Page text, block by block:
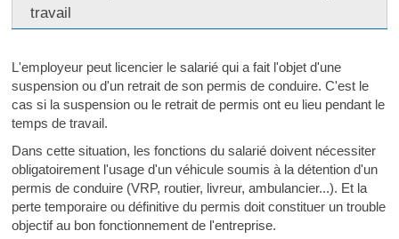
travail
L'employeur peut licencier le salarié qui a fait l'objet d'une
suspension ou d'un retrait de son permis de conduire. C'est le
cas si la suspension ou le retrait de permis ont eu lieu pendant le
temps de travail.
Dans cette situation, les fonctions du salarié doivent nécessiter
obligatoirement l'usage d'un véhicule soumis à la détention d'un
permis de conduire (VRP, routier, livreur, ambulancier...). Et la
perte temporaire ou définitive du permis doit constituer un trouble
objectif au bon fonctionnement de l'entreprise.